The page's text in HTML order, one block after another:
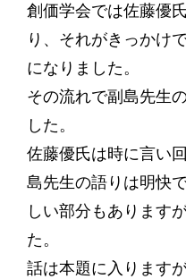
創価学会では佐藤優
り、それがきっかけ
になりました。
その流れで副島先生
した。
佐藤優氏は時に言い
島先生の語りは明快
しい部分もあります
た。
話は本題に入ります